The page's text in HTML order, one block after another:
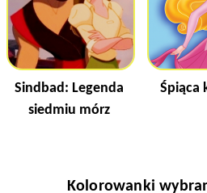
Sindbad: Legenda
siedmiu mórz
Śpiąca
Kolorowanki